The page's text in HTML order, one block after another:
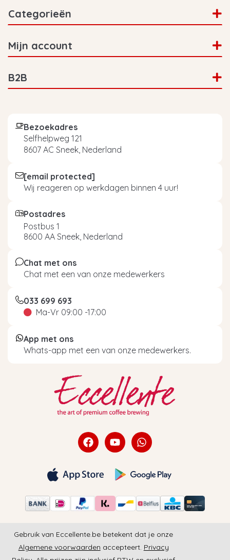
Categorieën
Mijn account
B2B
Bezoekadres
Selfhelpweg 121
8607 AC Sneek, Nederland
[email protected]
Wij reageren op werkdagen binnen 4 uur!
Postadres
Postbus 1
8600 AA Sneek, Nederland
Chat met ons
Chat met een van onze medewerkers
033 699 693
Ma-Vr 09:00 -17:00
App met ons
Whats-app met een van onze medewerkers.
Gebruik van Eccellente.be betekent dat je onze
Algemene voorwaarden accepteert. Privacy